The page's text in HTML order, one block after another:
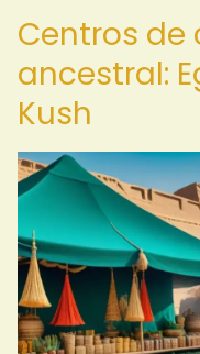
Centros
ancestral:
Kush